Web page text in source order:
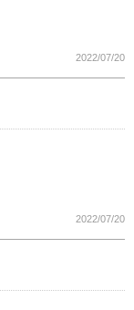
2022/07/20
2022/07/20